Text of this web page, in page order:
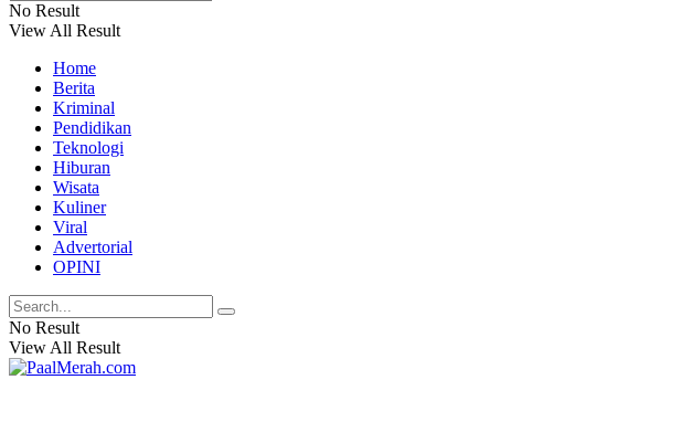
No Result
View All Result
Home
Berita
Kriminal
Pendidikan
Teknologi
Hiburan
Wisata
Kuliner
Viral
Advertorial
OPINI
No Result
View All Result